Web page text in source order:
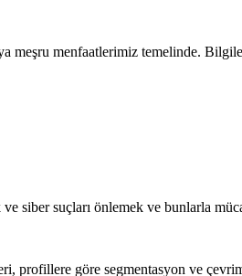
meşru menfaatlerimiz temelinde.
siber suçları önlemek ve bunlarla
profillere göre segmentasyon ve